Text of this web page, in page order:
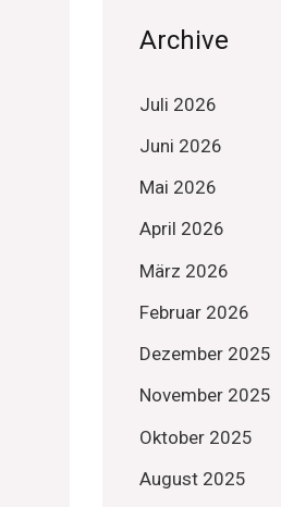
Archive
Juli 2026
Juni 2026
Mai 2026
April 2026
März 2026
Februar 2026
Dezember 2025
November 2025
Oktober 2025
August 2025